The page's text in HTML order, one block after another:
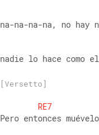
na-na-na-na, no
nadie lo hace como
[Versetto]
RE7
Pero entonces muévelo